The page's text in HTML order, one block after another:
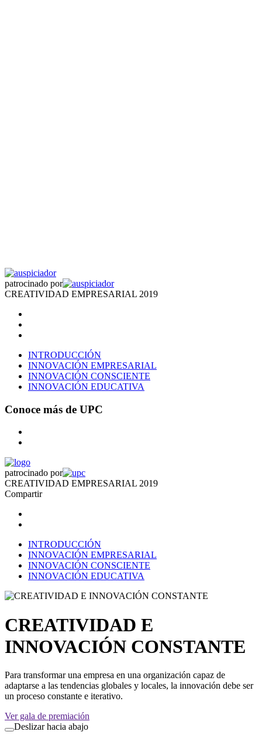
patrocinado por
CREATIVIDAD EMPRESARIAL 2019
INTRODUCCIÓN
INNOVACIÓN EMPRESARIAL
INNOVACIÓN CONSCIENTE
INNOVACIÓN EDUCATIVA
Conoce más de UPC
patrocinado por
CREATIVIDAD EMPRESARIAL 2019
Compartir
INTRODUCCIÓN
INNOVACIÓN EMPRESARIAL
INNOVACIÓN CONSCIENTE
INNOVACIÓN EDUCATIVA
CREATIVIDAD E
INNOVACIÓN CONSTANTE
Para transformar una empresa en una organización capaz de
adaptarse a las tendencias globales y locales, la innovación debe ser
un proceso constante e iterativo.
Ver gala de premiación
Deslizar hacia abajo